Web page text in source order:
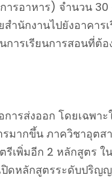
รอาหาร) จำนวน
นักงานไปยังอาคา
ารเรียนการสอนที่ต้
ส่งออก โดยเฉพาะ
มากขึ้น ภาควิชาอุ
เพิ่มอีก 2 หลักสูตร
หลักสูตรระดับปริญ